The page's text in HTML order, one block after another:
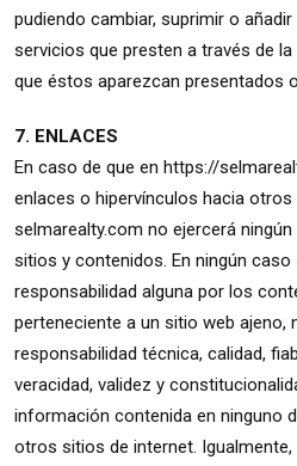
pudiendo cambiar, suprimir o
servicios que presten a través de
que éstos aparezcan presentados
7. ENLACES
En caso de que en https://
enlaces o hipervínculos hacia
selmarealty.com no ejercerá
sitios y contenidos. En ningún
responsabilidad alguna por los
perteneciente a un sitio web ajeno,
responsabilidad técnica, calidad,
veracidad, validez y
información contenida en ninguno
otros sitios de internet.